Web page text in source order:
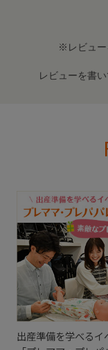
※レビュー
レビューを書
出産準備を学べるイ